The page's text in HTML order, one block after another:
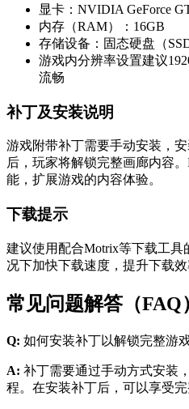
显卡：NVIDIA GeForce
内存（RAM）：16GB
存储设备：固态硬盘（
游戏内分辨率设置建议
流畅
补丁及安装说明
游戏附带补丁需要手动安装，
后，玩家将解锁完整画廊内容
能，扩展游戏的内容体验。
下载提示
建议使用配合Motrix等下载工
况下加快下载速度，提升下载效
常见问题解答（FAQ
Q: 如何安装补丁以解锁完整游
A: 补丁需要通过手动方式安装
程。在安装补丁后，可以享受